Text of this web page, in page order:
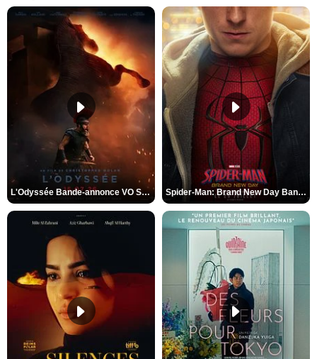
L'Odyssée Bande-annonce VO STFR Spider-Man: Brand New Day Bande-annonce VO STFR